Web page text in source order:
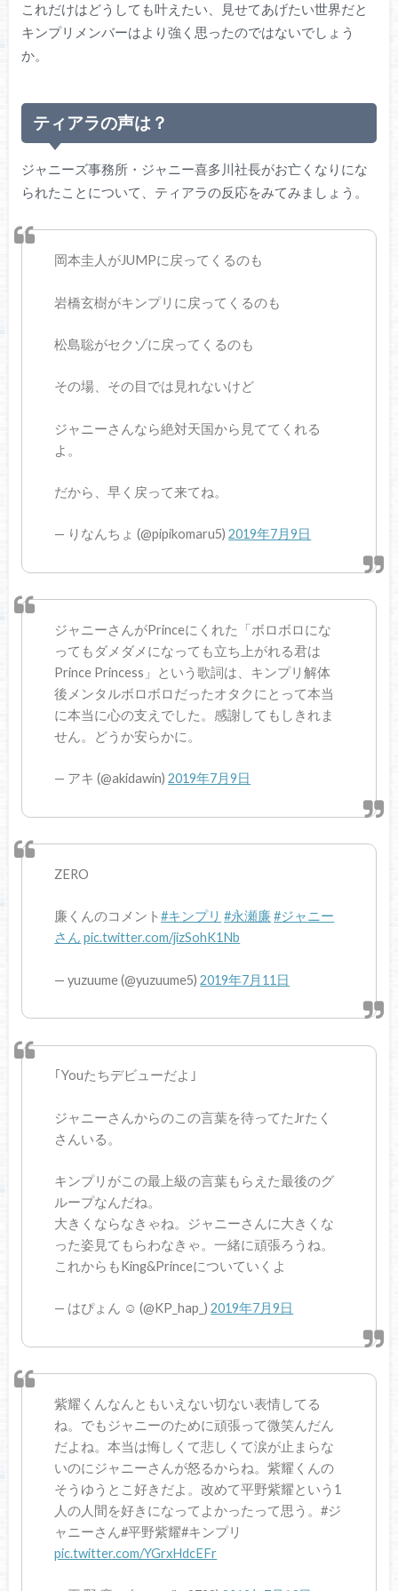
これだけはどうしても叶えたい、見せてあげたい世界だと
キンプリメンバーはより強く思ったのではないでしょう
か。
ティアラの声は？
ジャニーズ事務所・ジャニー喜多川社長がお亡くなりにな
られたことについて、ティアラの反応をみてみましょう。
岡本圭人がJUMPに戻ってくるのも
岩橋玄樹がキンプリに戻ってくるのも
松島聡がセクゾに戻ってくるのも
その場、その目では見れないけど
ジャニーさんなら絶対天国から見ててくれる
よ。
だから、早く戻って来てね。
— りなんちょ (@pipikomaru5)2019年7月9日
ジャニーさんがPrinceにくれた「ボロボロにな
ってもダメダメになっても立ち上がれる君は
Prince Princess」という歌詞は、キンプリ解体
後メンタルボロボロだったオタクにとって本当
に本当に心の支えでした。感謝してもしきれま
せん。どうか安らかに。
— アキ (@akidawin)2019年7月9日
ZERO
廉くんのコメント#キンプリ #永瀬廉#ジャニー
さん pic.twitter.com/jizSohK1Nb
— yuzuume (@yuzuume5)2019年7月11日
｢Youたちデビューだよ｣
ジャニーさんからのこの言葉を待ってたJrたく
さんいる。
キンプリがこの最上級の言葉もらえた最後のグ
ループなんだね。
大きくならなきゃね。ジャニーさんに大きくな
った姿見てもらわなきゃ。一緒に頑張ろうね。
これからもKing&Princeについていくよ
— はぴょん ☺︎︎ (@KP_hap_)2019年7月9日
紫耀くんなんともいえない切ない表情してる
ね。でもジャニーのために頑張って微笑んだん
だよね。本当は悔しくて悲しくて涙が止まらな
いのにジャニーさんが怒るからね。紫耀くんの
そうゆうとこ好きだよ。改めて平野紫耀という1
人の人間を好きになってよかったって思う。#ジ
ャニーさん#平野紫耀#キンプリ
pic.twitter.com/YGrxHdcEFr